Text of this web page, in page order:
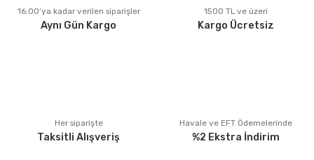
Ürün fiyatı diğer sitelerden daha pahalı.
Bu ürüne benzer farklı alternatifler olmalı.
16:00’ya kadar verilen siparişler
Aynı Gün Kargo
1500 TL ve üzeri
Kargo Ücretsiz
Her siparişte
Taksitli Alışveriş
Havale ve EFT Ödemelerinde
%2 Ekstra İndirim